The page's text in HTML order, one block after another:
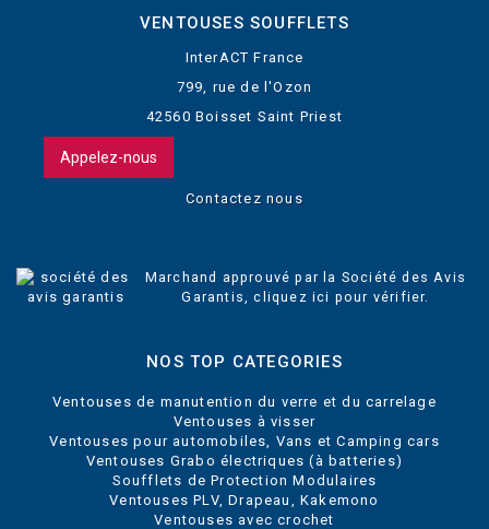
VENTOUSES SOUFFLETS
InterACT France
799, rue de l'Ozon
42560 Boisset Saint Priest
Appelez-nous
Contactez nous
Marchand approuvé par la Société des Avis
Garantis,cliquez ici pour vérifier
NOS TOP CATEGORIES
Ventouses de manutention du verre et du carrelage
Ventouses à visser
Ventouses pour automobiles, Vans et Camping cars
Ventouses Grabo électriques (à batteries)
Soufflets de Protection Modulaires
Ventouses PLV, Drapeau, Kakemono
Ventouses avec crochet